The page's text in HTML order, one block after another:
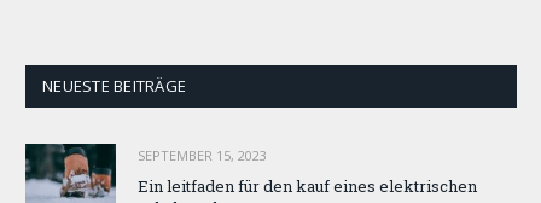
NEUESTE BEITRÄGE
SEPTEMBER 15, 2023
Ein leitfaden für den kauf eines elektrischen